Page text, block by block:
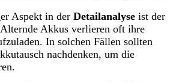
Aspekt in der Detailanalyse ist der
Akkus verlieren oft ihre
In solchen Fällen sollten
nachdenken, um die